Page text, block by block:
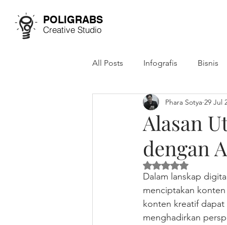
POLIGRABS
Creative Studio
All Posts Infografis Bisnis
Studi Kasus Annual Report
Alasan
dengan
Phara Sotya 29 Jul
Dinilai NaN dari 5
Dalam lanskap
menciptakan
konten kreatif
menghadirkan